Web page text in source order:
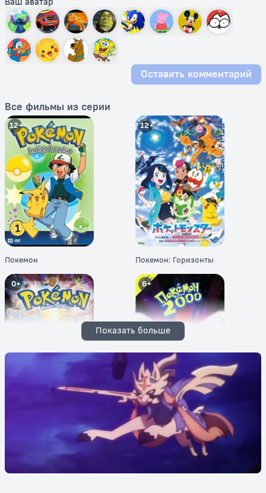
Оставить комментарий
Все фильмы из серии
12+
Покемон
12+
Покемон: Горизонты
0+
ответный удар / Покемон:
Мьюту против Мью
6+
Покемон: Сила Избранного /
Покемон 2000
Показать больше